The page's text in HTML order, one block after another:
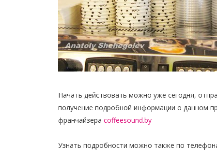
Начать действовать можно уже сегодня,
получение подробной информации о данном
франчайзера coffeesound.by
Узнать подробности можно также по